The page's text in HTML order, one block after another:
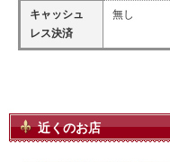
キャッシュ
レス決済
無し
近くのお店